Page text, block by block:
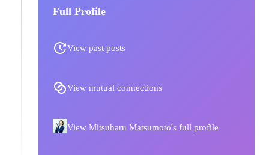
Full Profile
View past posts
View mutual connections
View Mitsuharu Matsumoto's full profile